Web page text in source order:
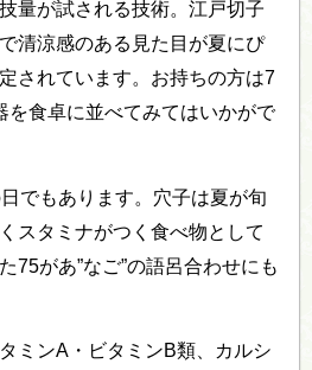
量が試される技術。江戸切子
清涼感のある見た目が夏にぴ
されています。お持ちの方は7
を食卓に並べてみてはいかがで
でもあります。穴子は夏が旬
スタミナがつく食べ物として
75があ”なご”の語呂合わせにも
ミンA・ビタミンB類、カルシ